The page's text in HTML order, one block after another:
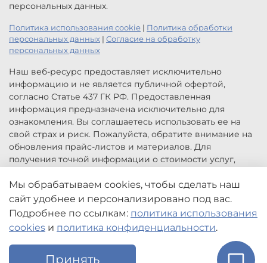
персональных данных.
Политика использования cookie | Политика обработки
персональных данных | Согласие на обработку
персональных данных
Наш веб-ресурс предоставляет исключительно
информацию и не является публичной офертой,
согласно Статье 437 ГК РФ. Предоставленная
информация предназначена исключительно для
ознакомления. Вы соглашаетесь использовать ее на
свой страх и риск. Пожалуйста, обратите внимание на
обновления прайс-листов и материалов. Для
получения точной информации о стоимости услуг,
заказа услуг заполните форму обратной связи.
Цены, указанные на сайте приведены как справочная
информация и не являются публичной офертой. Могут
быть изменены в любое время без предупреждения.
Мы обрабатываем cookies, чтобы сделать наш
сайт удобнее и персонализировано под вас.
Подробнее по ссылкам: политика использования
cookies и политика конфиденциальности.
Принять